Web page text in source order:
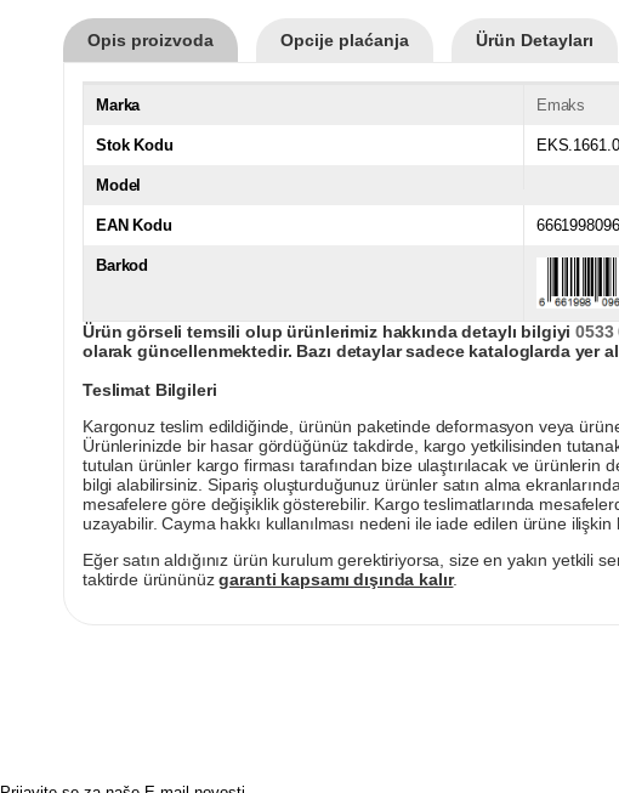
Opis proizvoda Opcije plaćanja Ürün Detayları
Marka Emaks
Stok Kodu
Model
EAN Kodu
Barkod
Ürün görseli temsili olup ürünlerimiz hakkında detaylı bilgiyi0533
olarak güncellenmektedir. Bazı detaylar sadece kataloglarda yer
Teslimat Bilgileri
Kargonuz teslim edildiğinde, ürünün paketinde deformasyon veya
Ürünlerinizde bir hasar gördüğünüz takdirde, kargo yetkilisinden
tutulan ürünler kargo firması tarafından bize ulaştırılacak ve ürünlerin
bilgi alabilirsiniz. Sipariş oluşturduğunuz ürünler satın alma
mesafelere göre değişiklik gösterebilir. Kargo teslimatlarında
uzayabilir. Cayma hakkı kullanılması nedeni ile iade edilen ürüne
Eğer satın aldığınız ürün kurulum gerektiriyorsa, size en yakın yetkili
taktirde ürününüzgaranti kapsamı dışında kalır.